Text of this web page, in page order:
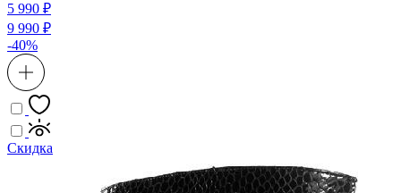
5 990 ₽
9 990 ₽
-40%
Скидка